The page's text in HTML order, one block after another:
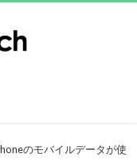
のモバイルデータが使